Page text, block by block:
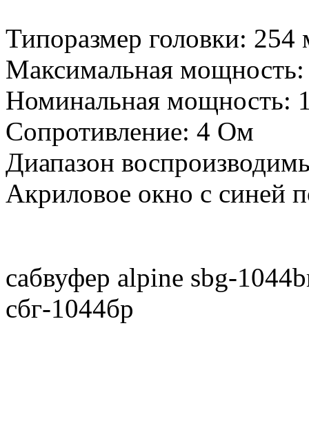
Типоразмер головки:
Максимальная
Номинальная мощность:
Сопротивление: 4 Ом
Диапазон
Акриловое окно с синей
сабвуфер alpine sbg-
сбг-1044бр